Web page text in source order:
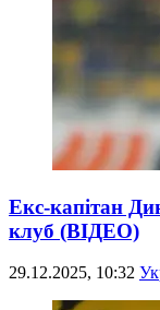
Екс-капітан
клуб (ВІДЕО)
29.12.2025, 10:32